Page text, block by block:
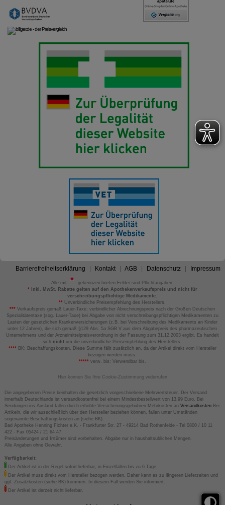
Barrierefreiheitserklärung Kontakt AGB Datenschutz Impressum
Alle mit
gekennzeichneten Felder sind Pflichtangaben.
*inkl. MwSt. Rabatte gelten auf den Apothekenverkaufspreis und nicht für
verschreibungspflichtige Medikamente.
** Unverbindliche Preisempfehlung des Herstellers.
*** Verkaufspreis gemäß Lauer-Taxe; verbindlicher Abrechnungspreis nach der Großen Deutschen
Spezialitätentaxe (sog. Lauer-Taxe) bei Abgabe von nicht verschreibungspflichtigen Medikamenten zu
Lasten der gesetzlichen Krankenversicherungen (z.B. bei Verschreibung des Medikaments an Kinder
unter 12 Jahren), die sich gemäß §129 Abs. 5a SGB V aus dem Abgabepreis des pharmazeutischen
Unternehmens und der Arzneimittelpreisverordnung in der Fassung zum 31.12.2003 ergibt. Es handelt
sich nicht um die unverbindliche Preisempfehlung des Herstellers.
****BK: Beschaffungskosten. Diese Summe fällt zusätzlich an, da der Artikel direkt vom Hersteller
bezogen werden muss.
*****verw. bis: Verwendbar bis.
Hier können Sie Ihre Cookie-Zustimmung widerrufen
Die angegebenen Preise beinhalten die gesetzlich vorgeschriebene Mehrwertsteuer. Der Versand
innerhalb Deutschlands ist versandkostenfrei bei einem Mindestbestellwert von 13,99 Euro. Bei
Sendungen ins Ausland fallen durch erhöhte Versicherungsgebühren Mehrkosten an VersandkostenBei
Artikeln, die wir ausschließlich über den Hersteller beziehen können, fallen unter Umständen
sogenannte Beschaffungskosten an (siehe BK).
Bad Apotheke Henning Fichter e.K. - Frankfurter Str. 27 - 49214 Bad Rothenfelde - Tel 0800 / 10 11
422 - Fax 05424 / 21 64 47
Preisänderungen und Irrtümer sind vorbehalten. Abgabe nur in haushaltsüblichen Mengen.
Alle Angaben ohne Gewähr.
Verfügbarkeit:
Der Artikel ist in der Regel sofort lieferbar, in Einzelfällen bis zu 6 Tage.
Der Artikel muss direkt vom Hersteller bezogen werden. Daher kann es zu längeren Lieferzeiten und
ggf. Zusatzkosten (siehe BK) kommen. In diesem Fall werden Sie informiert.
Der Artikel ist derzeit nicht lieferbar.